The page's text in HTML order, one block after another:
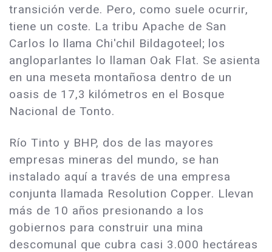
transición verde. Pero, como suele ocurrir,
tiene un coste. La tribu Apache de San
Carlos lo llama Chi'chil Bildagoteel; los
angloparlantes lo llaman Oak Flat. Se asienta
en una meseta montañosa dentro de un
oasis de 17,3 kilómetros en el Bosque
Nacional de Tonto.
Río Tinto y BHP, dos de las mayores
empresas mineras del mundo, se han
instalado aquí a través de una empresa
conjunta llamada Resolution Copper. Llevan
más de 10 años presionando a los
gobiernos para construir una mina
descomunal que cubra casi 3.000 hectáreas